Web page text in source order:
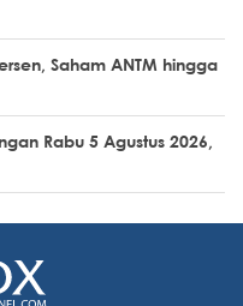
Saham ANTM hingga
Rabu 5 Agustus 2026,